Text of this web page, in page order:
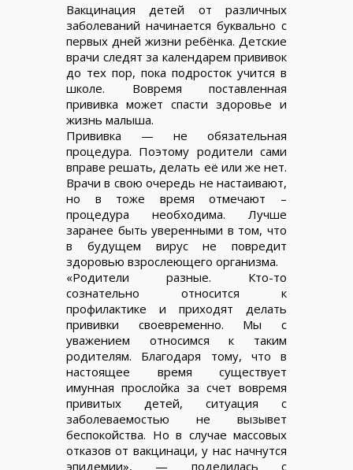
Вакцинация детей от различных
заболеваний начинается буквально с
первых дней жизни ребёнка. Детские
врачи следят за календарем прививок
до тех пор, пока подросток учится в
школе. Вовремя поставленная
прививка может спасти здоровье и
жизнь малыша.
Прививка — не обязательная
процедура. Поэтому родители сами
вправе решать, делать её или же нет.
Врачи в свою очередь не настаивают,
но в тоже время отмечают –
процедура необходима. Лучше
заранее быть уверенными в том, что
в будущем вирус не повредит
здоровью взрослеющего организма.
«Родители разные. Кто-то
сознательно относится к
профилактике и приходят делать
прививки своевременно. Мы с
уважением относимся к таким
родителям. Благодаря тому, что в
настоящее время существует
имунная прослойка за счет вовремя
привитых детей, ситуация с
заболеваемостью не вызывет
беспокойства. Но в случае массовых
отказов от вакцинаци, у нас начнутся
эпидемии», — поделилась с